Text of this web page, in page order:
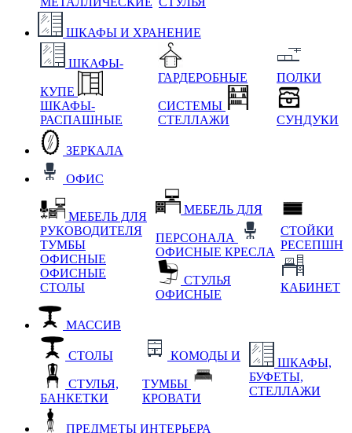
ШКАФЫ И ХРАНЕНИЕ
ШКАФЫ-
КУПЕ
ШКАФЫ-
РАСПАШНЫЕ
ГАРДЕРОБНЫЕ
СИСТЕМЫ
СТЕЛЛАЖИ
ПОЛКИ
СУНДУКИ
ЗЕРКАЛА
ОФИС
МЕБЕЛЬ ДЛЯ
РУКОВОДИТЕЛЯ
ТУМБЫ
ОФИСНЫЕ
ОФИСНЫЕ
СТОЛЫ
МЕБЕЛЬ ДЛЯ
ПЕРСОНАЛА
ОФИСНЫЕ КРЕСЛА
СТУЛЬЯ
ОФИСНЫЕ
СТОЙКИ
РЕСЕПШН
КАБИНЕТ
МАССИВ
СТОЛЫ
СТУЛЬЯ,
БАНКЕТКИ
КОМОДЫ И
ТУМБЫ
КРОВАТИ
ШКАФЫ,
БУФЕТЫ,
СТЕЛЛАЖИ
ПРЕДМЕТЫ ИНТЕРЬЕРА